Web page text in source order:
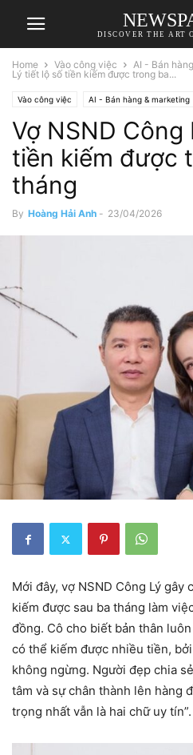
DISCOVER THE ART
Home Vào công việc AI - Bán
Lý tiết lộ số tiền kiếm được trong ba...
Vào công việc AI - Bán hàng & marketing
Vợ NSND
tiền kiếm được
tháng
By Hoàng Hải Anh - 23/04/2026
Mới đây, vợ NSND Công Lý
kiếm được sau ba tháng làm
đồng. Cô cho biết bản thân
có thể kiếm được nhiều tiền,
không ngừng. Người đẹp chia
tâm và sự chân thành lên hàng
trọng nhất vẫn là hai chữ uy tín”.